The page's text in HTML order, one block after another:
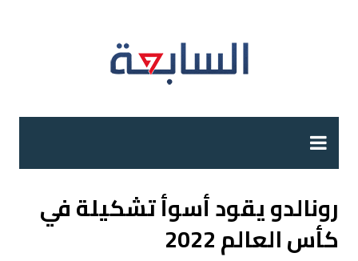
رونالدو يقود أسوأ تشكيلة في
كأس العالم 2022